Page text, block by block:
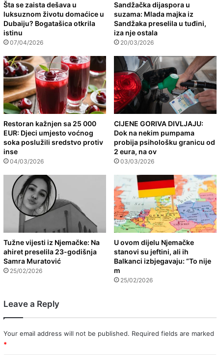
Šta se zaista dešava u
luksuznom životu domaćice u
Dubaiju? Bogatašica otkrila
istinu
07/04/2026
Sandžačka dijaspora u
suzama: Mlada majka iz
Sandžaka preselila u tuđini,
iza nje ostala
20/03/2026
Restoran kažnjen sa 25 000
EUR: Djeci umjesto voćnog
soka poslužili sredstvo protiv
inse
04/03/2026
CIJENE GORIVA DIVLJAJU:
Dok na nekim pumpama
probija psihološku granicu od
2 eura, na ov
03/03/2026
Tužne vijesti iz Njemačke: Na
ahiret preselila 23-godišnja
Samra Muratović
25/02/2026
U ovom dijelu Njemačke
stanovi su jeftini, ali ih
Balkanci izbjegavaju: “To nije
m
25/02/2026
Leave a Reply
Your email address will not be published. Required fields are marked
*